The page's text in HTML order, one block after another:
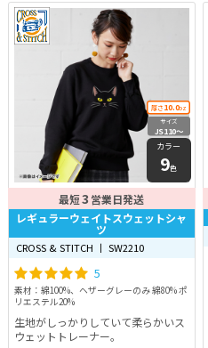
厚さ10.0oz
サイズ
JS110〜
XXL
カラー
9色
最短3 営業日発送
レギュラーウェイトスウェットシャ
ツ
CROSS & STITCH 丨 SW2210
5
素材：綿100%、ヘザーグレーのみ 綿80% ポ
リエステル20%
生地がしっかりしていて柔らかいス
ウェットトレーナー。